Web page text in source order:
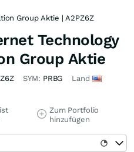
Group Aktie | A2PZ6Z
Technology
Group Aktie
SYM: PRBG Land
Zum Portfolio
hinzufügen